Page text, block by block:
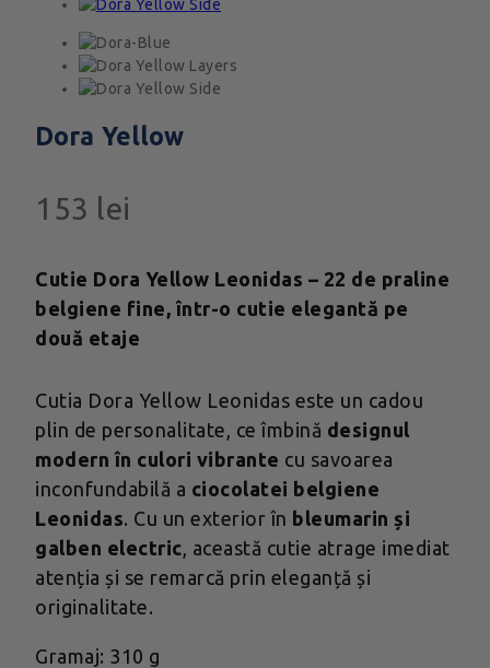
Dora Yellow
153 lei
Cutie Dora Yellow Leonidas – 22 de praline
belgiene fine, într-o cutie elegantă pe
două etaje
Cutia Dora Yellow Leonidas este un cadou
plin de personalitate, ce îmbină designul
modern în culori vibrante cu savoarea
inconfundabilă a ciocolatei belgiene
Leonidas. Cu un exterior în bleumarin și
galben electric , această cutie atrage imediat
atenția și se remarcă prin eleganță și
originalitate.
Gramaj: 310 g